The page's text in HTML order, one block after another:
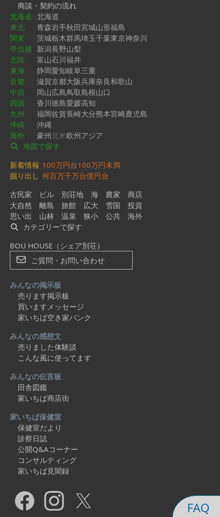
FAQ
商談・契約の流れ
北海道 北海道
東北
青森岩手秋田宮城山形福島
関東
茨城栃木群馬埼玉千葉東京神奈川
甲信越 新潟長野山梨
北陸
富山石川福井
東海
静岡愛知岐阜三重
近畿
滋賀京都大阪兵庫奈良和歌山
中国
岡山広島鳥取島根山口
四国
香川徳島愛媛高知
九州
福岡佐賀長崎大分熊本宮崎鹿児島
沖縄
沖縄
海外
豪州北米欧州アジア
地図で探す
新着情報 100万円台100万円未満
掘り出し 何百万千万台億円台
古民家
ビル 別荘地 海 農家
商店
大自然
離島 旅館 広大 雪国
投資
思い出
山林 温泉 狭小 公共
海外
カテゴリーで探す
BOU HOUSE（シェア別荘）
ご質問・お問い合わせ
みんなの掲示板
売ります掲示板
買いますメッセージ
家いちば空き家バンク
みんなの感想文
売りました体験談
こんな風に使ってます
みんなの伝言板
田舎図鑑
家いちば商店街
家いちば保健室
保健室だより
診察日誌
公開Q&Aコーナー
コンサルティング
家いちば見聞録